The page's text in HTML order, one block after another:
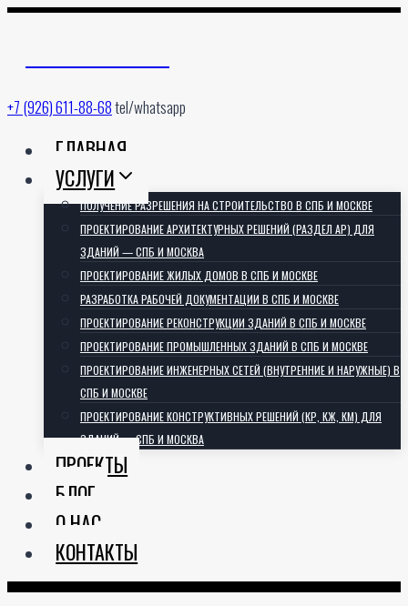
Перейти
содержимому
+7 (926) 611-88-68tel/whatsapp
ГЛАВНАЯ
УСЛУГИ
ПОЛУЧЕНИЕ РАЗРЕШЕНИЯ НА СТРОИТЕЛЬСТВО В СПБ И МОСКВЕ
ПРОЕКТИРОВАНИЕ АРХИТЕКТУРНЫХ РЕШЕНИЙ (РАЗДЕЛ АР) ДЛЯ
ЗДАНИЙ — СПБ И МОСКВА
ПРОЕКТИРОВАНИЕ ЖИЛЫХ ДОМОВ В СПБ И МОСКВЕ
РАЗРАБОТКА РАБОЧЕЙ ДОКУМЕНТАЦИИ В СПБ И МОСКВЕ
ПРОЕКТИРОВАНИЕ РЕКОНСТРУКЦИИ ЗДАНИЙ В СПБ И МОСКВЕ
ПРОЕКТИРОВАНИЕ ПРОМЫШЛЕННЫХ ЗДАНИЙ В СПБ И МОСКВЕ
ПРОЕКТИРОВАНИЕ ИНЖЕНЕРНЫХ СЕТЕЙ (ВНУТРЕННИЕ И НАРУЖНЫЕ) В
СПБ И МОСКВЕ
ПРОЕКТИРОВАНИЕ КОНСТРУКТИВНЫХ РЕШЕНИЙ (КР, КЖ, КМ) ДЛЯ
ЗДАНИЙ — СПБ И МОСКВА
ПРОЕКТЫ
БЛОГ
О НАС
КОНТАКТЫ